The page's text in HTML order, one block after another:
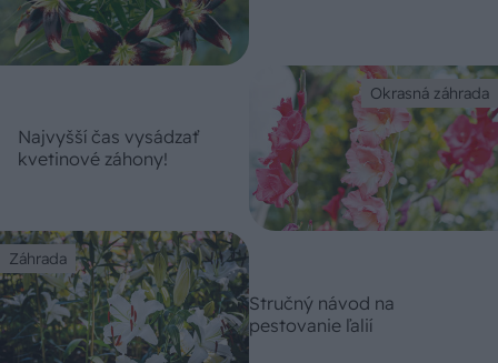
Okrasná záhrada
Najvyšší čas vysádzať
kvetinové záhony!
Záhrada
Stručný návod na
pestovanie ľalií